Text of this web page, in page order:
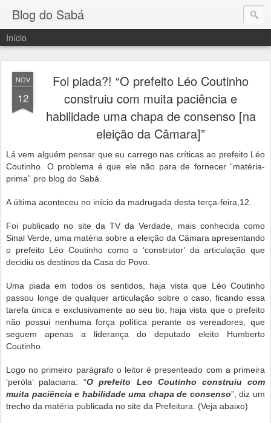
Blog do Sabá
Início
NOV
12
Foi piada?! “O prefeito Léo Coutinho
construiu com muita paciência e
habilidade uma chapa de consenso [na
eleição da Câmara]”
Lá vem alguém pensar que eu carrego nas críticas ao prefeito Léo
Coutinho. O problema é que ele não para de fornecer “matéria-
prima” pro blog do Sabá.
A última aconteceu no início da madrugada desta terça-feira,12.
Foi publicado no site da TV da Verdade, mais conhecida como
Sinal Verde, uma matéria sobre a eleição da Câmara apresentando
o prefeito Léo Coutinho como o ‘construtor’ da articulação que
decidiu os destinos da Casa do Povo.
Uma piada em todos os sentidos, haja vista que Léo Coutinho
passou longe de qualquer articulação sobre o caso, ficando essa
tarefa única e exclusivamente ao seu tio, haja vista que o prefeito
não possui nenhuma força política perante os vereadores, que
seguem apenas a liderança do deputado eleito Humberto
Coutinho.
Logo no primeiro parágrafo o leitor é presenteado com a primeira
‘peróla’ palaciana: “O prefeito Leo Coutinho construiu com
muita paciência e habilidade uma chapa de consenso”, diz um
trecho da matéria publicada no site da Prefeitura. (Veja abaixo)